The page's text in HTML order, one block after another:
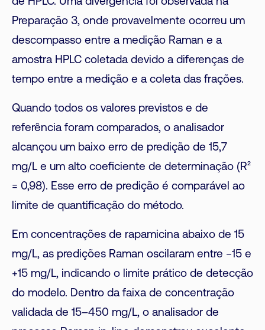
Preparação 3, onde provavelmente ocorreu um
descompasso entre a medição Raman e a
amostra HPLC coletada devido a diferenças de
tempo entre a medição e a coleta das frações.
Quando todos os valores previstos e de
referência foram comparados, o analisador
alcançou um baixo erro de predição de 15,7
mg/L e um alto coeficiente de determinação (R²
= 0,98). Esse erro de predição é comparável ao
limite de quantificação do método.
Em concentrações de rapamicina abaixo de 15
mg/L, as predições Raman oscilaram entre −15 e
+15 mg/L, indicando o limite prático de detecção
do modelo. Dentro da faixa de concentração
validada de 15–450 mg/L, o analisador de